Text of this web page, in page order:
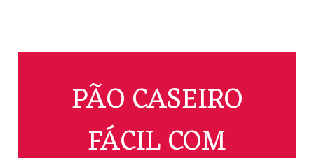
PÃO CASEIRO
FÁCIL COM